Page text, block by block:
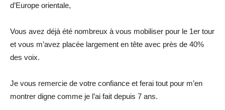
d’Europe orientale,
Vous avez déjà été nombreux à vous mobiliser pour le 1er tour
et vous m’avez placée largement en tête avec près de 40%
des voix.
Je vous remercie de votre confiance et ferai tout pour m’en
montrer digne comme je l’ai fait depuis 7 ans.